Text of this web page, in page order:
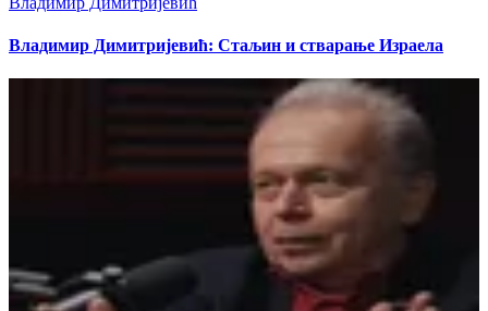
Владимир Димитријевић: Стаљин и стварање Израела